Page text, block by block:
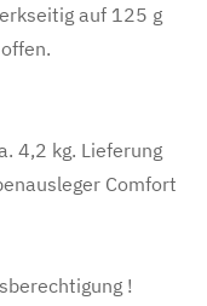
auf 125 g
4,2 kg. Lieferung
Comfort
!